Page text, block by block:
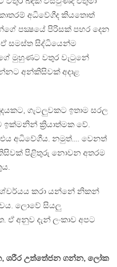
අධිවේගීද කියතොත්
පක්‍ෂයේ පිරිසක් පහර දෙන
සමස්ත සිද්ධියෙන්ම
මුහුණට වතුර වැටුනේ
අන්කිසිවක් අදාළ
ගැටලුවකට ඉතාම සරල
ඉක්මනින් ක්‍රියාත්මක වේ.
අධිවේගීය. නමුත්…. වෙනත්
පිළිතුරු නොවන අතරම
කරා යන්නේ නිකන්
ලොවේ සියලු
ඒ අනුව දැන් ලංකාව අපට
ශරීර උත්තේජන ගන්න, ලෝක